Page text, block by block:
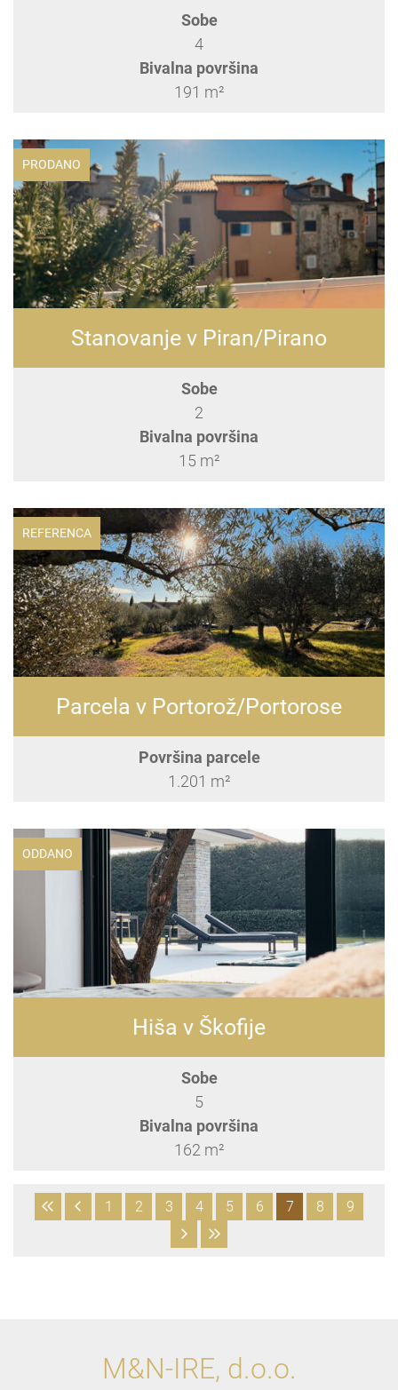
Sobe
4
Bivalna površina
191 m²
PRODANO
Stanovanje v Piran/Pirano
Sobe
2
Bivalna površina
15 m²
REFERENCA
Parcela v Portorož/Portorose
Površina parcele
1.201 m²
ODDANO
Hiša v Škofije
Sobe
5
Bivalna površina
162 m²
1 2 3 4 5 6 7 8 9
M&N-IRE, d.o.o.